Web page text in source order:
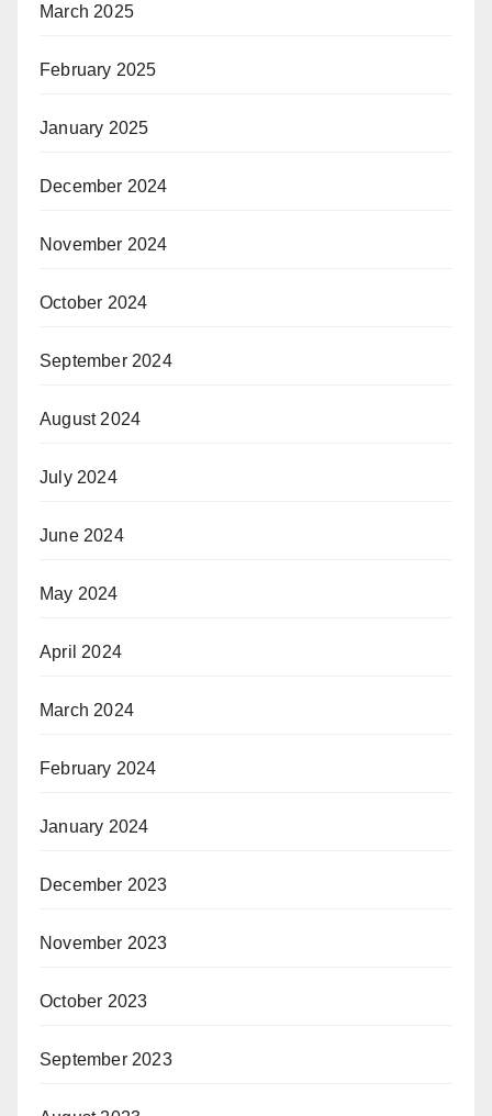
March 2025
February 2025
January 2025
December 2024
November 2024
October 2024
September 2024
August 2024
July 2024
June 2024
May 2024
April 2024
March 2024
February 2024
January 2024
December 2023
November 2023
October 2023
September 2023